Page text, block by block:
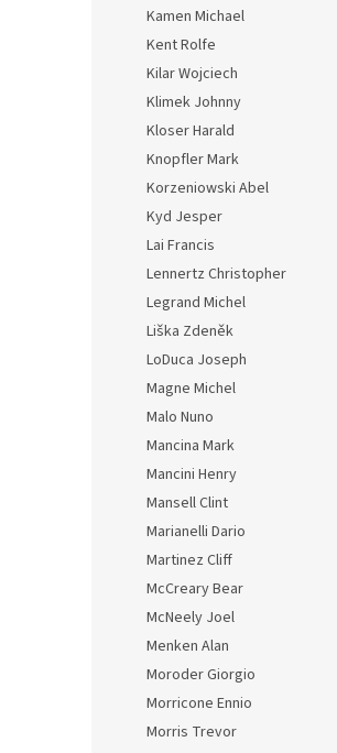
Kamen Michael
Kent Rolfe
Kilar Wojciech
Klimek Johnny
Kloser Harald
Knopfler Mark
Korzeniowski Abel
Kyd Jesper
Lai Francis
Lennertz Christopher
Legrand Michel
Liška Zdeněk
LoDuca Joseph
Magne Michel
Malo Nuno
Mancina Mark
Mancini Henry
Mansell Clint
Marianelli Dario
Martinez Cliff
McCreary Bear
McNeely Joel
Menken Alan
Moroder Giorgio
Morricone Ennio
Morris Trevor